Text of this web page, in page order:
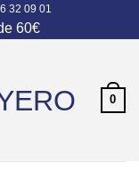
32 09 01
60€
0